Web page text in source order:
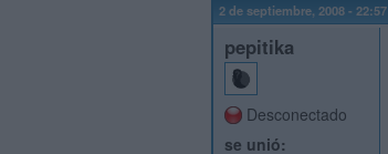
2 de septiembre, 2008 - 22:57
pepitika
Desconectado
se unió: